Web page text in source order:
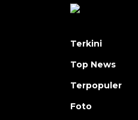
Terkini
Top News
Terpopuler
Foto